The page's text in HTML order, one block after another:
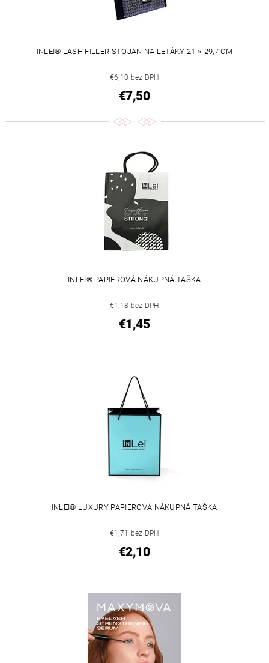
INLEI® LASH FILLER STOJAN NA LETÁKY 21 × 29,7 CM
€6,10 bez DPH
€7,50
INLEI® PAPIEROVÁ NÁKUPNÁ TAŠKA
€1,18 bez DPH
€1,45
INLEI® LUXURY PAPIEROVÁ NÁKUPNÁ TAŠKA
€1,71 bez DPH
€2,10